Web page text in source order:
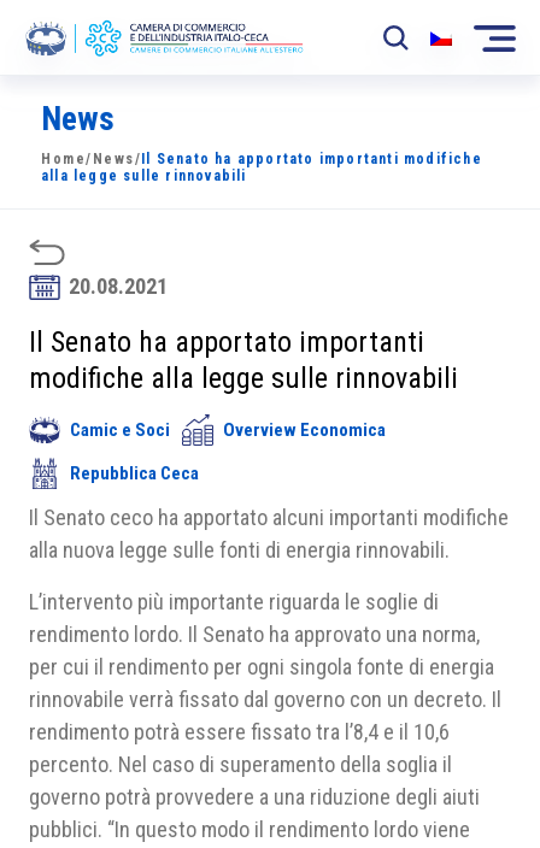
La Camera
News
Sviluppo Mercato
Soci
Partner
Progetti
Area riservata
News
Home/ News/ Il Senato ha apportato importanti modifiche
alla legge sulle rinnovabili
20.08.2021
Il Senato ha apportato importanti
modifiche alla legge sulle rinnovabili
Camic e Soci
Overview Economica
Repubblica Ceca
Il Senato ceco ha apportato alcuni importanti modifiche
alla nuova legge sulle fonti di energia rinnovabili.
L’intervento più importante riguarda le soglie di
rendimento lordo. Il Senato ha approvato una norma,
per cui il rendimento per ogni singola fonte di energia
rinnovabile verrà fissato dal governo con un decreto. Il
rendimento potrà essere fissato tra l’8,4 e il 10,6
percento. Nel caso di superamento della soglia il
governo potrà provvedere a una riduzione degli aiuti
pubblici. “In questo modo il rendimento lordo viene